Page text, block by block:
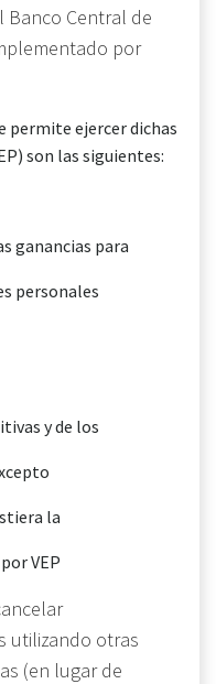
Central de
por
permite ejercer dichas
son las siguientes:
ganancias para
personales
y de los
la
VEP
utilizando otras
(en lugar de